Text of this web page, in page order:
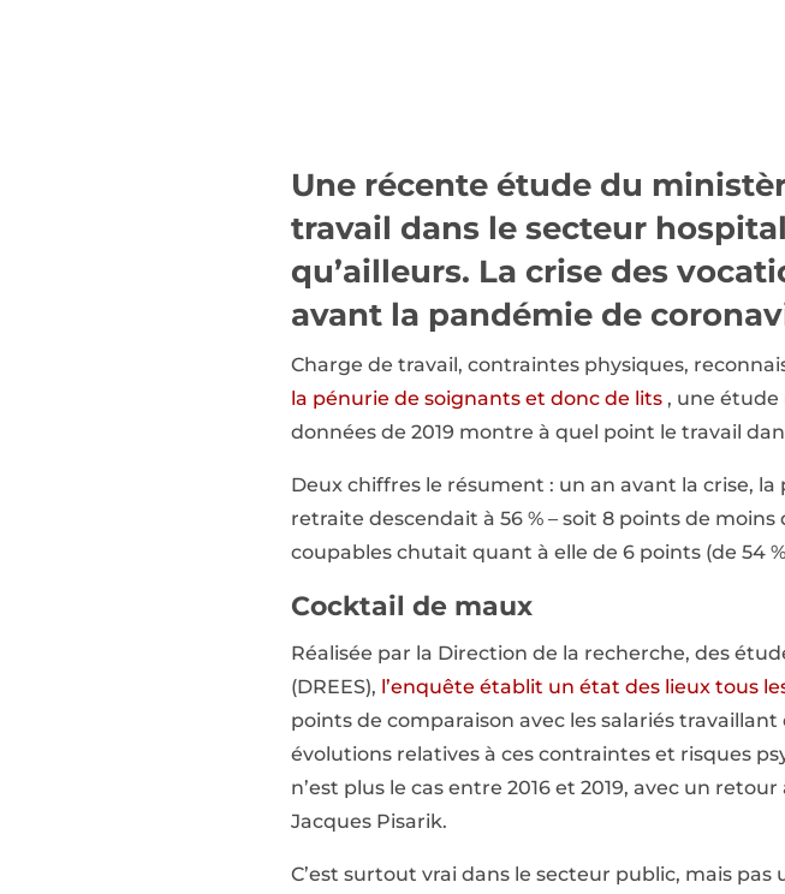
Une récente étude du
travail dans le secteur
qu’ailleurs. La crise des
avant la pandémie de
Charge de travail, contraintes physiques,
la pénurie de soignants et donc de lits, une étude
données de 2019 montre à quel point le travail
Deux chiffres le résument : un an avant la crise,
retraite descendait à 56 % – soit 8 points de moins
coupables chutait quant à elle de 6 points (de 54 %
Cocktail de maux
Réalisée par la Direction de la recherche, des
(DREES), l’enquête établit un état des lieux tous
points de comparaison avec les salariés
évolutions relatives à ces contraintes et risques
n’est plus le cas entre 2016 et 2019, avec un
Jacques Pisarik.
C’est surtout vrai dans le secteur public, mais